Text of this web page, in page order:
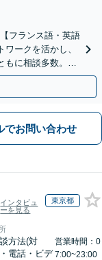
フランス語・英語
ークを活かし、
もに相談多数。細
可】
でお問い合わせ
インタビュ
ーを見る
東京都
方法(対
電話・ビデ
営業時間：0
7:00~23:00